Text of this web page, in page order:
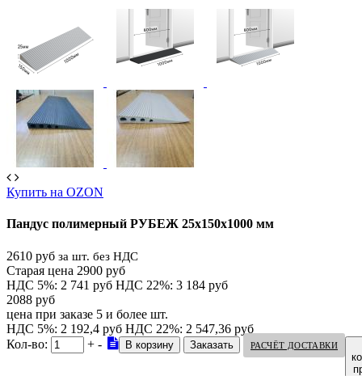
Купить на OZON
Пандус полимерный РУБЕЖ 25х150х1000 мм
2610 руб за шт. без НДС
Старая цена 2900 руб
НДС 5%: 2 741 руб НДС 22%: 3 184 руб
2088 руб
цена при заказе 5 и более шт.
НДС 5%: 2 192,4 руб НДС 22%: 2 547,36 руб
Кол-во:
+ - РАСЧЁТ ДОСТАВКИ